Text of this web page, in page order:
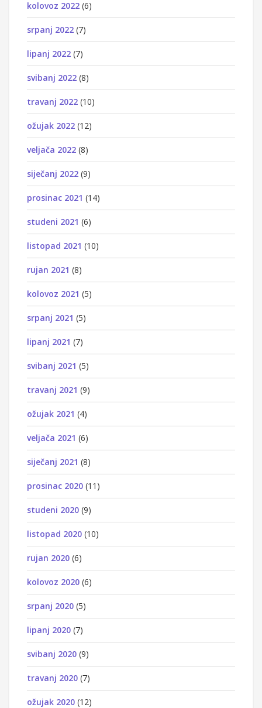
kolovoz 2022 (6)
srpanj 2022 (7)
lipanj 2022 (7)
svibanj 2022 (8)
travanj 2022 (10)
ožujak 2022 (12)
veljača 2022 (8)
siječanj 2022 (9)
prosinac 2021 (14)
studeni 2021 (6)
listopad 2021 (10)
rujan 2021 (8)
kolovoz 2021 (5)
srpanj 2021 (5)
lipanj 2021 (7)
svibanj 2021 (5)
travanj 2021 (9)
ožujak 2021 (4)
veljača 2021 (6)
siječanj 2021 (8)
prosinac 2020 (11)
studeni 2020 (9)
listopad 2020 (10)
rujan 2020 (6)
kolovoz 2020 (6)
srpanj 2020 (5)
lipanj 2020 (7)
svibanj 2020 (9)
travanj 2020 (7)
ožujak 2020 (12)